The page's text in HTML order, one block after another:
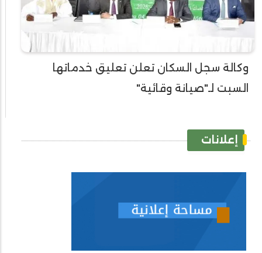
وكالة سجل السكان تعلن تعليق خدماتها
السبت لـ"صيانة وقائية"
إعلانات